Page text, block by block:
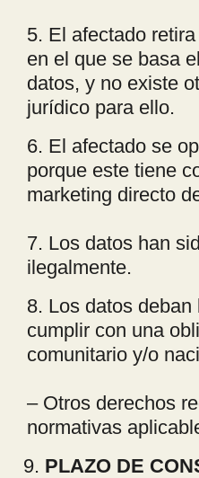
5. El afectado
en el que se basa
datos, y no existe
jurídico para ello.
6. El afectado se
porque este tiene
marketing directo
7. Los datos han
ilegalmente.
8. Los datos deban
cumplir con una
comunitario y/o
– Otros derechos
normativas
PLAZO DE